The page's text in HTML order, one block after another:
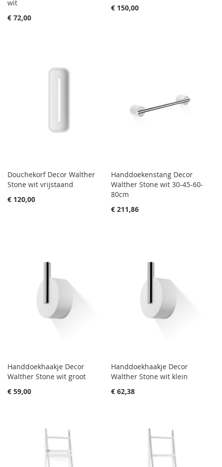
wit
€ 72,00
€ 150,00
Douchekorf Decor Walther
Stone wit vrijstaand
€ 120,00
Handdoekenstang Decor
Walther Stone wit 30-45-60-
80cm
€ 211,86
Handdoekhaakje Decor
Walther Stone wit groot
€ 59,00
Handdoekhaakje Decor
Walther Stone wit klein
€ 62,38